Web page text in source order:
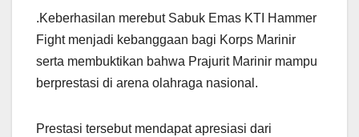
.Keberhasilan merebut Sabuk Emas KTI Hammer
Fight menjadi kebanggaan bagi Korps Marinir
serta membuktikan bahwa Prajurit Marinir mampu
berprestasi di arena olahraga nasional.
Prestasi tersebut mendapat apresiasi dari